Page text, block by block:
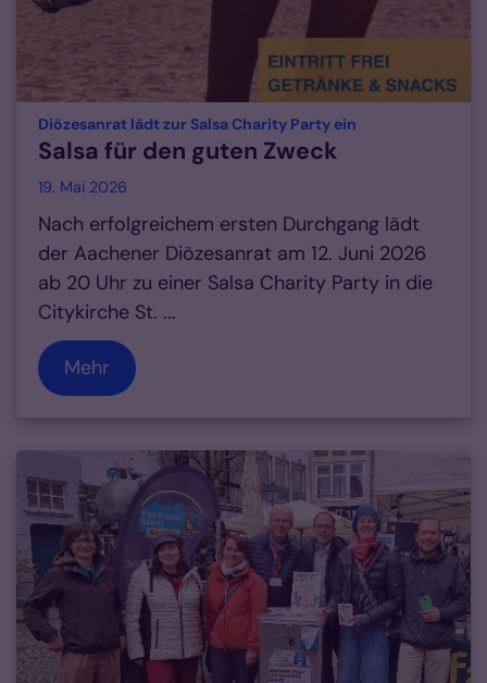
Diözesanrat lädt zur Salsa Charity Party ein
Salsa für den guten Zweck
19. Mai 2026
Nach erfolgreichem ersten Durchgang lädt
der Aachener Diözesanrat am 12. Juni 2026
ab 20 Uhr zu einer Salsa Charity Party in die
Citykirche St. ...
Mehr